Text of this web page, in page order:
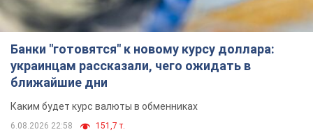
Банки "готовятся" к новому курсу доллара:
украинцам рассказали, чего ожидать в
ближайшие дни
Каким будет курс валюты в обменниках
6.08.2026 22:58 151,7 т.